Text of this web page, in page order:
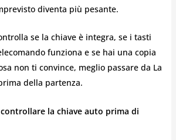
diventa più pesante.
se la chiave è integra, se i tasti
funziona e se hai una copia
non ti convince, meglio passare da La
della partenza.
controllare la chiave auto prima di